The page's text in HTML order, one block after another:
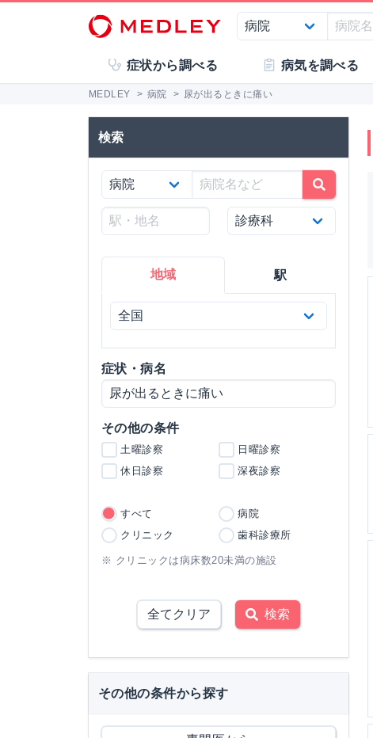
症状から調べる 病気を調べる
MEDLEY > 病院 > 尿が出るときに痛い
検索
地域 駅
症状・病名
その他の条件
土曜診察
日曜診察
休日診察
深夜診察
すべて
病院
クリニック
歯科診療所
※ クリニックは病床数20未満の施設
全てクリア 検索
その他の条件から探す